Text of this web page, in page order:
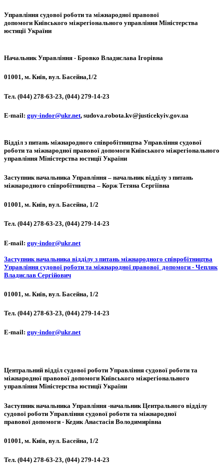
Управління судової роботи та міжнародної правової
допомоги Київського міжрегіонального управління Міністерства
юстиції України
Начальник Управління - Бровко Владислава Ігорівна
01001, м. Київ, вул. Басейна,1/2
Тел. (044) 278-63-23, (044) 279-14-23
Е-mail: guy-indor@ukr.net, sudova.robota.kv@justicekyiv.gov.ua
Відділ з питань міжнародного співробітництва Управління судової
роботи та міжнародної правової допомоги Київського міжрегіонального
управління Міністерства юстиції України
Заступник начальника Управління – начальник відділу з питань
міжнародного співробітництва – Корж Тетяна Сергіївна
01001, м. Київ, вул. Басейна, 1/2
Тел. (044) 278-63-23, (044) 279-14-23
Е-mail: guy-indor@ukr.net
Заступник начальника відділу з питань міжнародного співробітництва
Управління судової роботи та міжнародної правової допомоги - Чепляк
Владислав Сергійович
01001, м. Київ, вул. Басейна, 1/2
Тел. (044) 278-63-23, (044) 279-14-23
Е-mail: guy-indor@ukr.net
Центральний відділ судової роботи Управління судової роботи та
міжнародної правової допомоги Київського міжрегіонального
управління Міністерства юстиції України
Заступник начальника Управління -начальник Центрального відділу
судової роботи Управління судової роботи та міжнародної
правової допомоги - Кедик Анастасія Володимирівна
01001, м. Київ, вул. Басейна, 1/2
Тел. (044) 278-63-23, (044) 279-14-23